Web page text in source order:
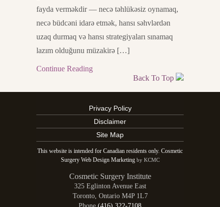
fayda verməkdir — necə təhlükəsiz oynamaq,
necə büdcəni idarə etmək, hansı səhvlərdən
uzaq durmaq və hansı strategiyaları sınamaq
lazım olduğunu müzakirə […]
Continue Reading
Back To Top
Privacy Policy
Disclaimer
Site Map
This website is intended for Canadian residents only. Cosmetic
Surgery Web Design Marketing by KCMC
Cosmetic Surgery Institute
325 Eglinton Avenue East
Toronto, Ontario M4P 1L7